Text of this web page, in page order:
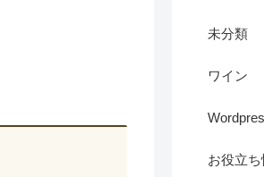
未分類
ワイン
お役立ち